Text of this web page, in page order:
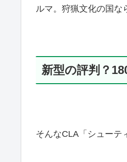
ルマ。狩猟文化の国な
新型の評判？
そんなCLA「シューテ